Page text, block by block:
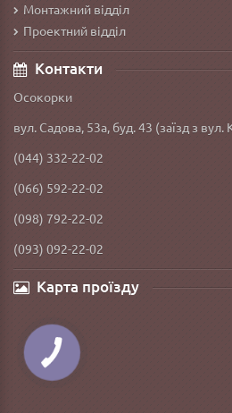
Монтажний відділ
Проектний відділ
Контакти
Осокорки
вул. Садова, 53а, буд. 43 (заїзд з вул.
(044) 332-22-02
(066) 592-22-02
(098) 792-22-02
(093) 092-22-02
Карта проїзду